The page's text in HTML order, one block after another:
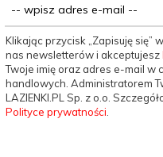
Klikając przycisk „Zapisuję się”
nas newsletterów i akceptujesz
Twoje imię oraz adres e-mail w
handlowych. Administratorem
LAZIENKI.PL Sp. z o.o.
Polityce prywatności